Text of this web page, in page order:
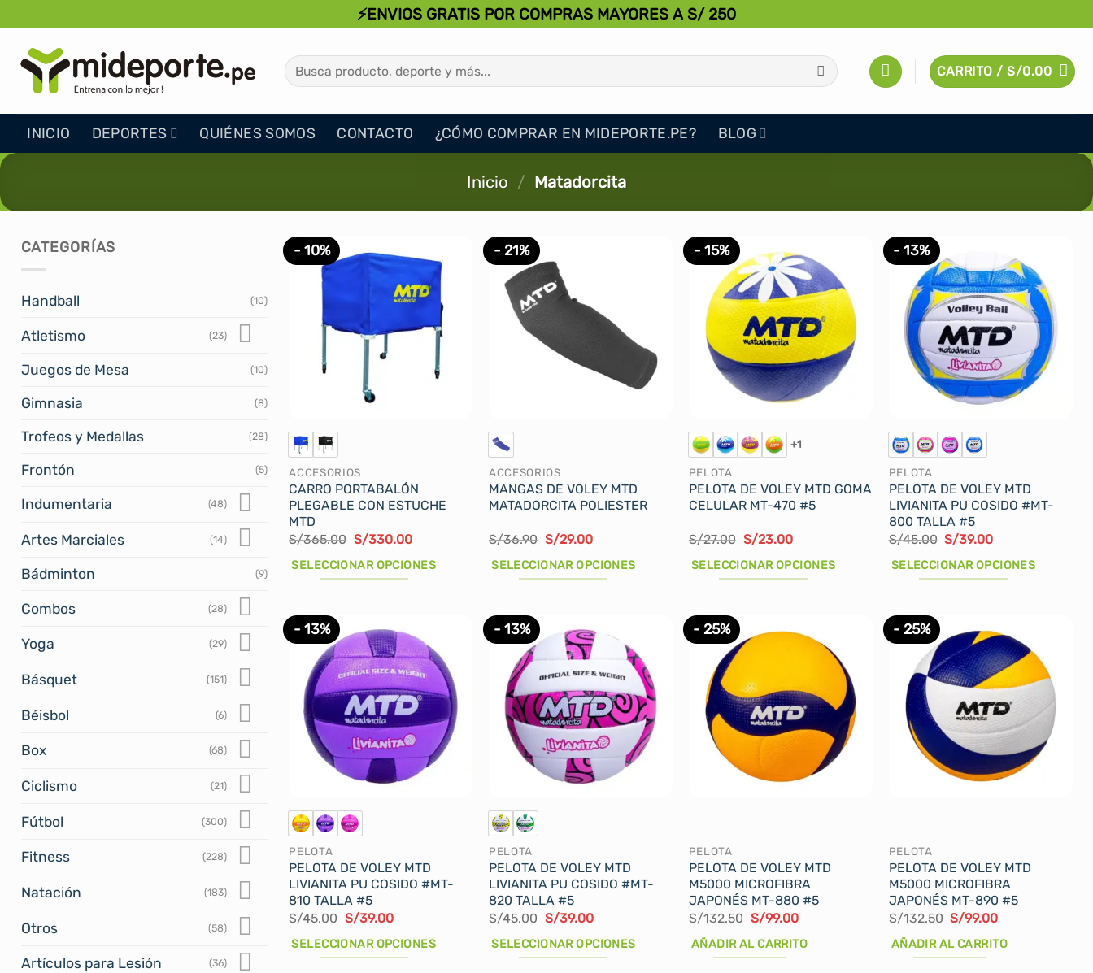
al
contenido
⚡ENVIOS GRATIS POR COMPRAS MAYORES A S/ 250
Buscar
por:
CARRITO /S/0.00
INICIO DEPORTES QUIÉNES SOMOS CONTACTO ¿CÓMO COMPRAR EN MIDEPORTE.PE? BLOG
Inicio / Matadorcita
CATEGORÍAS
Handball (10)
Atletismo (23)
Juegos de Mesa (10)
Gimnasia (8)
Trofeos y Medallas (28)
Frontón (5)
Indumentaria (48)
Artes Marciales (14)
Bádminton (9)
Combos (28)
Yoga (29)
Básquet (151)
Béisbol (6)
Box (68)
Ciclismo (21)
Fútbol (300)
Fitness (228)
Natación (183)
Otros (58)
Artículos para Lesión (36)
- 10%
ACCESORIOS
CARRO PORTABALÓN
PLEGABLE CON ESTUCHE
MTD
S/365.00 El
precio
original
era:
S/330.00El
actual
SELECCIONAR OPCIONES
tiene
múltiples
variantes.
Las
opciones
pueden
la
página
de
producto
- 21%
ACCESORIOS
MANGAS DE VOLEY MTD
MATADORCITA POLIESTER
S/36.90 El
precio
original
era:
S/29.00El
actual
es:
SELECCIONAR OPCIONES
tiene
múltiples
variantes.
Las
opciones
pueden
la
página
de
producto
- 15%
+1
PELOTA
PELOTA DE VOLEY MTD GOMA
CELULAR MT-470 #5
S/27.00 El
precio
original
era:
S/23.00El
actual
es:
SELECCIONAR OPCIONES
tiene
múltiples
variantes.
Las
opciones
pueden
de
producto
- 13%
PELOTA
PELOTA DE VOLEY MTD
LIVIANITA PU COSIDO #MT-
800 TALLA #5
S/45.00 El
precio
original
era:
S/39.00El
actual
es:
SELECCIONAR OPCIONES
tiene
múltiples
variantes.
Las
opciones
pueden
de
producto
- 13%
PELOTA
PELOTA DE VOLEY MTD
LIVIANITA PU COSIDO #MT-
810 TALLA #5
S/45.00 El
precio
original
era:
S/39.00El
actual
es:
SELECCIONAR OPCIONES
- 13%
PELOTA
PELOTA DE VOLEY MTD
LIVIANITA PU COSIDO #MT-
820 TALLA #5
S/45.00 El
precio
original
era:
S/39.00El
actual
es:
SELECCIONAR OPCIONES
- 25%
PELOTA
PELOTA DE VOLEY MTD
M5000 MICROFIBRA
JAPONÉS MT-880 #5
S/132.50 El
precio
original
era:
S/99.00El
actual
AÑADIR AL CARRITO
- 25%
PELOTA
PELOTA DE VOLEY MTD
M5000 MICROFIBRA
JAPONÉS MT-890 #5
S/132.50 El
precio
original
era:
S/99.00El
actual
AÑADIR AL CARRITO